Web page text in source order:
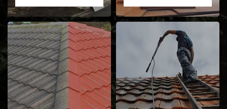
Nettoyage et
ravalement de
façade 31
Isolation toiture 31